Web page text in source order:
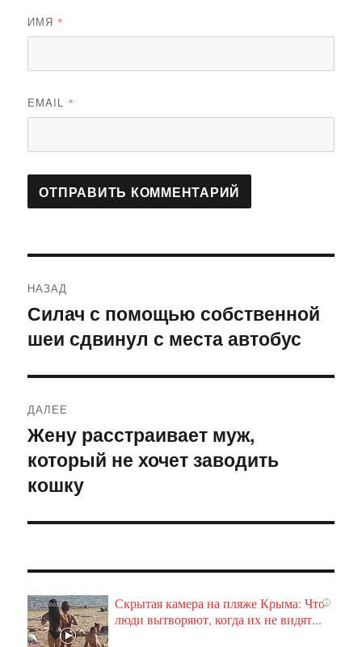
ИМЯ *
EMAIL *
по
записям
НАЗАД
Предыдущая
запись:
Силач с помощью собственной
шеи сдвинул с места автобус
ДАЛЕЕ
Следующая
запись:
Жену расстраивает муж,
который не хочет заводить
кошку
i
Скрытая камера на пляже Крыма: Что
люди вытворяют, когда их не видят...